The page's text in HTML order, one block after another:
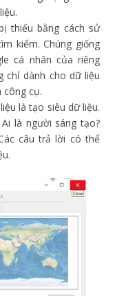
thiếu bằng cách sử
kiếm. Chúng giống
cá nhân của riêng
chỉ dành cho dữ liệu
công cụ.
là tạo siêu dữ liệu.
là người sáng tạo?
câu trả lời có thể